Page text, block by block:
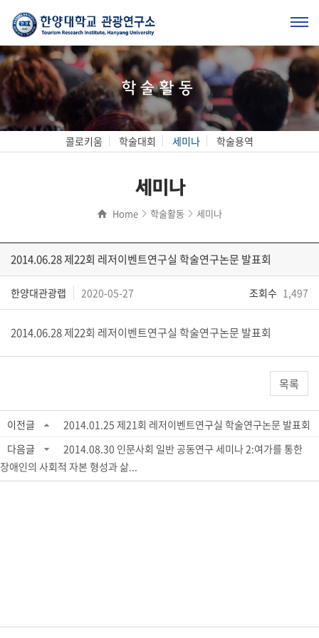
학술활동
콜로키움 학술대회 세미나 학술용역
세미나
Home 학술활동 세미나
2014.06.28 제22회 레저이벤트연구실 학술연구논문 발표회
한양대관광랩 2020-05-27 조회수 1,497
2014.06.28 제22회 레저이벤트연구실 학술연구논문 발표회
목록
이전글
2014.01.25 제21회 레저이벤트연구실 학술연구논문 발표회
다음글
2014.08.30 인문사회 일반 공동연구 세미나 2:여가를 통한
장애인의 사회적 자본 형성과 삶...